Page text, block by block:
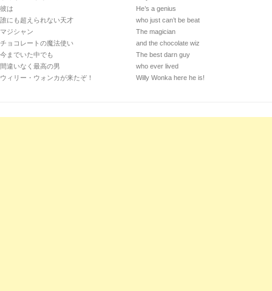
彼は
誰にも超えられない天才
マジシャン
チョコレートの魔法使い
今までいた中でも
間違いなく最高の男
ウィリー・ウォンカが来たぞ！
He’s a genius
who just can’t be beat
The magician
and the chocolate wiz
The best darn guy
who ever lived
Willy Wonka here he is!